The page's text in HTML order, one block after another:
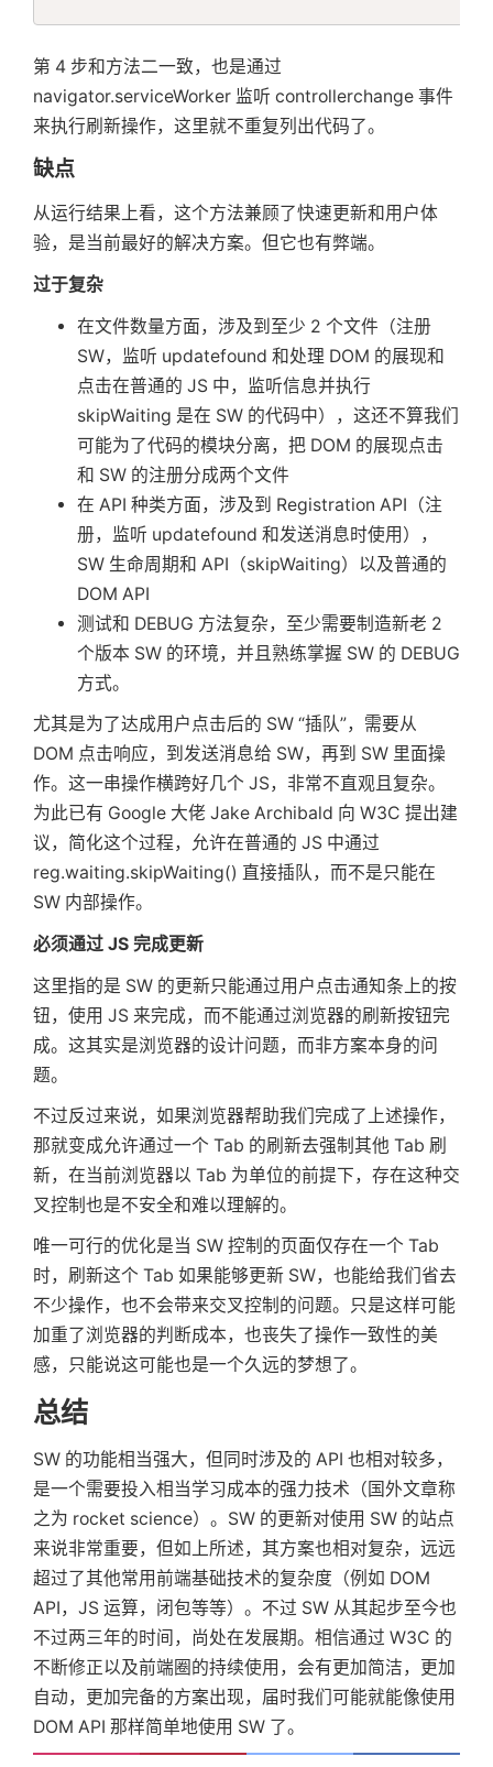
第 4 步和方法二一致，也是通过
navigator.serviceWorker 监听 controllerchange 事件
来执行刷新操作，这里就不重复列出代码了。
缺点
从运行结果上看，这个方法兼顾了快速更新和用户体
验，是当前最好的解决方案。但它也有弊端。
过于复杂
在文件数量方面，涉及到至少 2 个文件（注册
SW，监听 updatefound 和处理 DOM 的展现和
点击在普通的 JS 中，监听信息并执行
skipWaiting 是在 SW 的代码中），这还不算我们
可能为了代码的模块分离，把 DOM 的展现点击
和 SW 的注册分成两个文件
在 API 种类方面，涉及到 Registration API（注
册，监听 updatefound 和发送消息时使用），
SW 生命周期和 API（skipWaiting）以及普通的
DOM API
测试和 DEBUG 方法复杂，至少需要制造新老 2
个版本 SW 的环境，并且熟练掌握 SW 的 DEBUG
方式。
尤其是为了达成用户点击后的 SW “插队”，需要从
DOM 点击响应，到发送消息给 SW，再到 SW 里面操
作。这一串操作横跨好几个 JS，非常不直观且复杂。
为此已有 Google 大佬 Jake Archibald 向 W3C 提出建
议，简化这个过程，允许在普通的 JS 中通过
reg.waiting.skipWaiting() 直接插队，而不是只能在
SW 内部操作。
必须通过 JS 完成更新
这里指的是 SW 的更新只能通过用户点击通知条上的按
钮，使用 JS 来完成，而不能通过浏览器的刷新按钮完
成。这其实是浏览器的设计问题，而非方案本身的问
题。
不过反过来说，如果浏览器帮助我们完成了上述操作，
那就变成允许通过一个 Tab 的刷新去强制其他 Tab 刷
新，在当前浏览器以 Tab 为单位的前提下，存在这种交
叉控制也是不安全和难以理解的。
唯一可行的优化是当 SW 控制的页面仅存在一个 Tab
时，刷新这个 Tab 如果能够更新 SW，也能给我们省去
不少操作，也不会带来交叉控制的问题。只是这样可能
加重了浏览器的判断成本，也丧失了操作一致性的美
感，只能说这可能也是一个久远的梦想了。
总结
SW 的功能相当强大，但同时涉及的 API 也相对较多，
是一个需要投入相当学习成本的强力技术（国外文章称
之为 rocket science）。SW 的更新对使用 SW 的站点
来说非常重要，但如上所述，其方案也相对复杂，远远
超过了其他常用前端基础技术的复杂度（例如 DOM
API，JS 运算，闭包等等）。不过 SW 从其起步至今也
不过两三年的时间，尚处在发展期。相信通过 W3C 的
不断修正以及前端圈的持续使用，会有更加简洁，更加
自动，更加完备的方案出现，届时我们可能就能像使用
DOM API 那样简单地使用 SW 了。